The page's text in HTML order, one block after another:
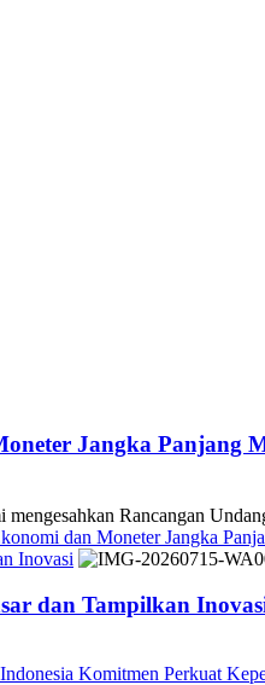
Jangka Panjang
Rancangan
dan Moneter Jangka
Inovasi
dan Tampilkan
Komitmen Perkuat